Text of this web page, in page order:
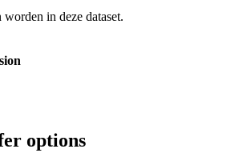
worden in deze dataset.
options